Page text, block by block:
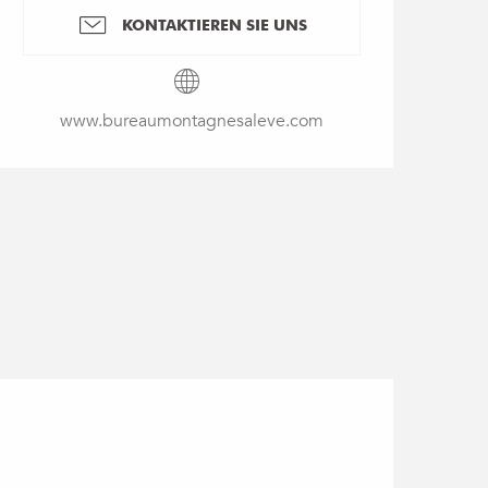
KONTAKTIEREN SIE UNS
www.bureaumontagnesaleve.com